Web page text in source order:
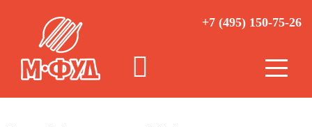
+7 (495) 150-75-26